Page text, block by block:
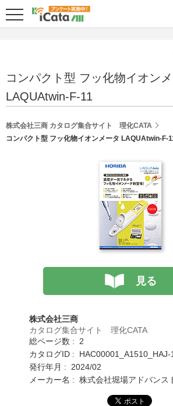
コンパクト型 フッ化物イオン
LAQUAtwin-F-11
株式会社三商 カタログ集合サイト 理化CATA
コンパクト型 フッ化物イオンメータ LAQUAtwin-F-
見る
株式会社三商
カタログ集合サイト 理化CATA
総ページ数 : 2
カタログID : HAC00001_A1510_HAJ-
発行年月 : 2024/02
メーカー名 : 株式会社堀場アドバンス